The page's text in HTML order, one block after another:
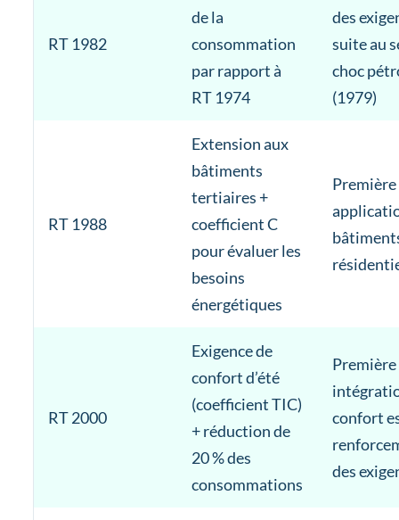
RT 1982
de la
consommation
par rapport à
RT 1974
des
suite au
choc
(1979)
RT 1988
Extension aux
bâtiments
tertiaires +
coefficient C
pour évaluer les
besoins
énergétiques
Première
RT 2000
Exigence de
confort d’été
(coefficient TIC)
+ réduction de
20 % des
consommations
Première
confort
des